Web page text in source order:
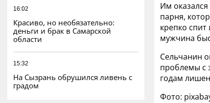
16:02
Красиво, но необязательно:
деньги и брак в Самарской
области
15:32
На Сызрань обрушился ливень с
градом
Им
парня,
крепко
мужчина
Сельчанин
проблемы с
годам
Фото: